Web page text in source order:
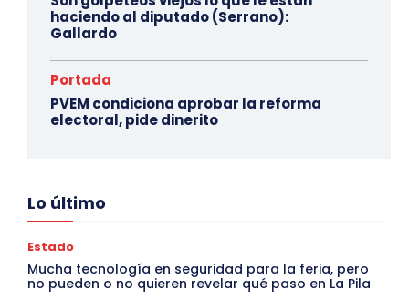
haciendo al diputado (Serrano):
Gallardo
Portada
PVEM condiciona aprobar la reforma
electoral, pide dinerito
Lo último
Estado
Mucha tecnología en seguridad para la feria, pero
no pueden o no quieren revelar qué paso en La Pila